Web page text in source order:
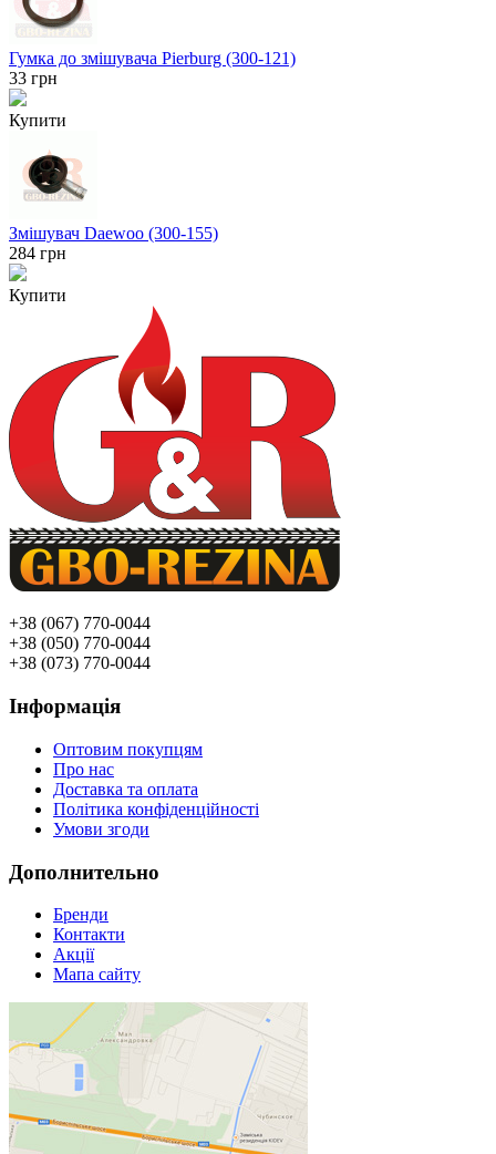
Гумка до змішувача Pierburg (300-121)
33 грн
Купити
Змішувач Daewoo (300-155)
284 грн
Купити
+38 (067) 770-0044
+38 (050) 770-0044
+38 (073) 770-0044
Інформація
Оптовим покупцям
Про нас
Доставка та оплата
Політика конфіденційності
Умови згоди
Дополнительно
Бренди
Контакти
Акції
Мапа сайту